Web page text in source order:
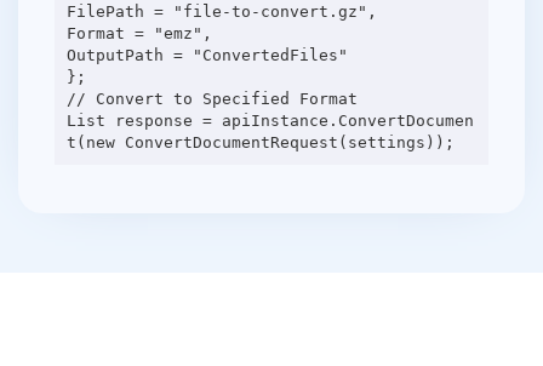
FilePath = "file-to-convert.gz",
Format = "emz",
OutputPath = "ConvertedFiles"
};
// Convert to Specified Format
List response = apiInstance.ConvertDocumen